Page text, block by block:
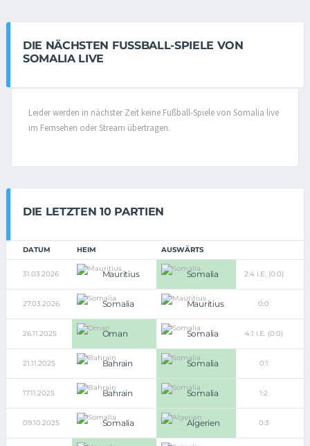
DIE NÄCHSTEN FUSSBALL-SPIELE VON S
OMALIA LIVE
Leider werden in nächster Zeit keine Fußball-Spiele von Somalia live
im Fernsehen oder Stream übertragen.
DIE LETZTEN 10 PARTIEN
DATUM HEIM AUSWÄRTS
31.03.2026 Mauritius Somalia 2:4 i.E. (0:0)
27.03.2026 Somalia Mauritius 0:0
26.11.2025 Oman Somalia 4:1 i.E. (0:0)
21.11.2025 Bahrain Somalia 0:1
17.11.2025 Bahrain Somalia 1:2
09.10.2025 Somalia Algerien 0:3